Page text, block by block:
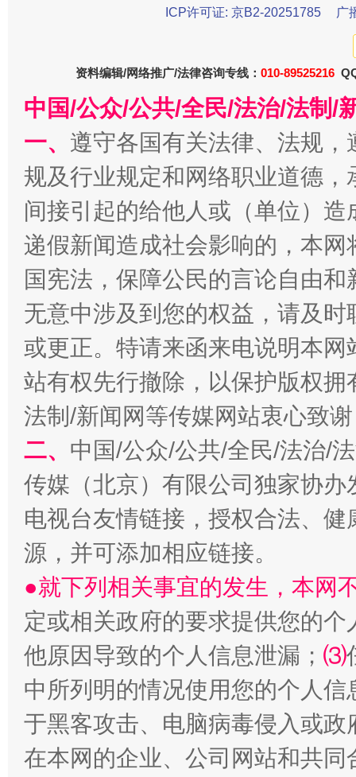
千年窑火 生生不息 一
揭开“小金库”的免责幌子
受贿1.44亿！段成刚被判无期 从幼
ICP许可证: 京B2-20251785
广
资料编辑/网络推广/法律咨询专线： 010-89525216
中国/公众/公共/全民/法治/法制/
一、 遵守各国有关法律、法规
规及行业规定和网络职业道德
间接引起的给他人或（单位）
递假新闻造成社会影响的，本
国宪法，保障公民的言论自由
无意中涉及到您的权益，请及
或更正。特请来函来电说明本
站有权先行撤除，以保护版权
法制/新闻网等传媒网站衷心致
二、 中国/公众/公共/全民/法治/
传媒（北京）有限公司独家协
电视台友情链接，授权合法、
源，并可添加相应链接。
●就下列相关事宜的发生，本网
定或相关政府的要求提供您的个
他原因导致的个人信息泄漏； ⑶
中所列明的情况使用您的个人
于黑客攻击、电脑病毒侵入或
在本网的企业、公司网站和共